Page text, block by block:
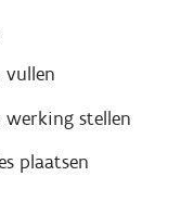
vullen
stellen
plaatsen